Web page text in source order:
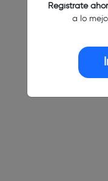
Regístrate
a lo